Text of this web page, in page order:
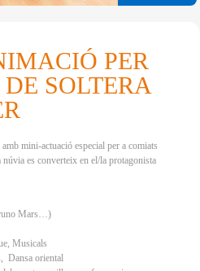
PER
SOLTERA
mini-actuació especial per a comiats
es converteix en el/la protagonista
Mars…)
Musicals
Dansa oriental